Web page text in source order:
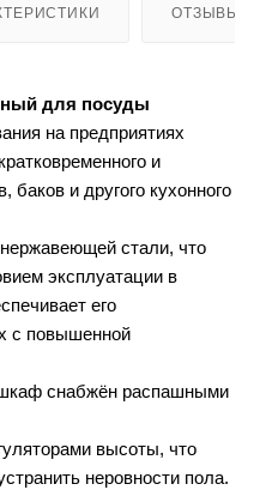
ОТЗЫВЫ
для посуды
на предприятиях
и
баков и другого кухонного
стали, что
эксплуатации в
его
с повышенной
снабжён распашными
высоты, что
неровности пола.